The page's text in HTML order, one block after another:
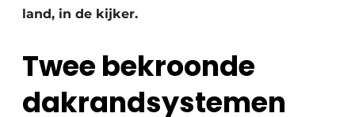
land, in de kijker.
Twee bekroonde
dakrandsystemen